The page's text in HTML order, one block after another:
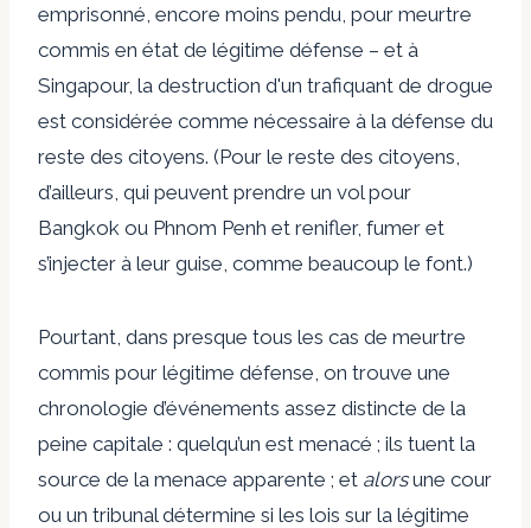
emprisonné, encore moins pendu, pour meurtre
commis en état de légitime défense – et à
Singapour, la destruction d'un trafiquant de drogue
est considérée comme nécessaire à la défense du
reste des citoyens. (Pour le reste des citoyens,
d’ailleurs, qui peuvent prendre un vol pour
Bangkok ou Phnom Penh et renifler, fumer et
s’injecter à leur guise, comme beaucoup le font.)
Pourtant, dans presque tous les cas de meurtre
commis pour légitime défense, on trouve une
chronologie d’événements assez distincte de la
peine capitale : quelqu’un est menacé ; ils tuent la
source de la menace apparente ; et alorsune cour
ou un tribunal détermine si les lois sur la légitime